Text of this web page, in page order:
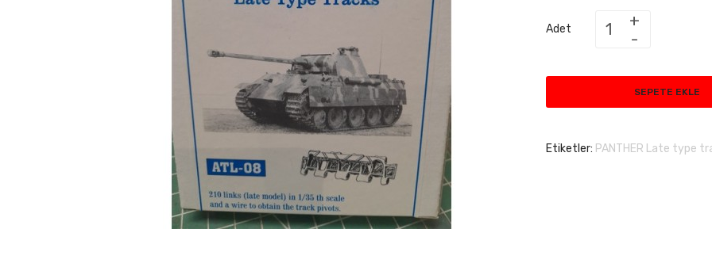
Adet
SEPETE EKLE
Etiketler: PANTHER Late type